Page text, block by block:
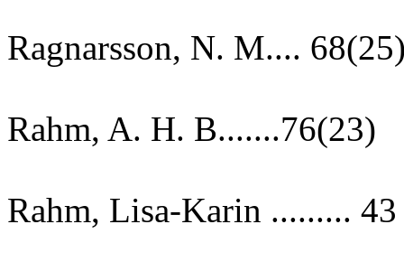
Ragnarsson, N. M....
Rahm, A. H. B.......76(23)
Rahm, Lisa-Karin ......... 43